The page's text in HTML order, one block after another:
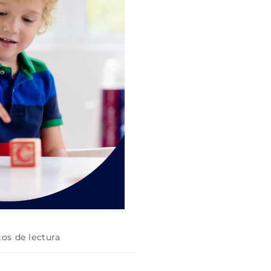
de lectura